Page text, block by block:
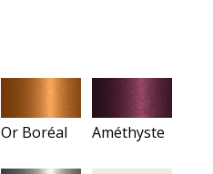
Or Boréal Améthyste